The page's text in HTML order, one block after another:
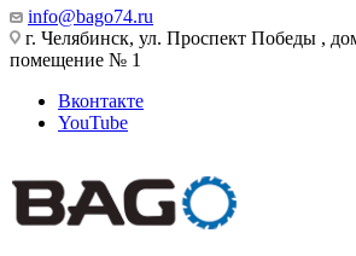
info@bago74.ru
г. Челябинск, ул. Проспект Победы ,
помещение № 1
Вконтакте
YouTube